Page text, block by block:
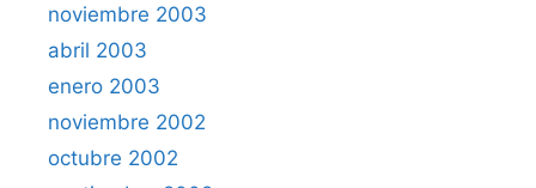
noviembre 2003
abril 2003
enero 2003
noviembre 2002
octubre 2002